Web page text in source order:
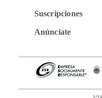
Suscripciones
Anúnciate